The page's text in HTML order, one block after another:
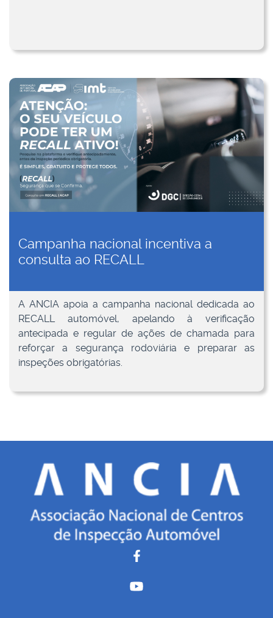
Campanha nacional incentiva a
consulta ao RECALL
A ANCIA apoia a campanha nacional dedicada ao
RECALL automóvel, apelando à verificação
antecipada e regular de ações de chamada para
reforçar a segurança rodoviária e preparar as
inspeções obrigatórias.